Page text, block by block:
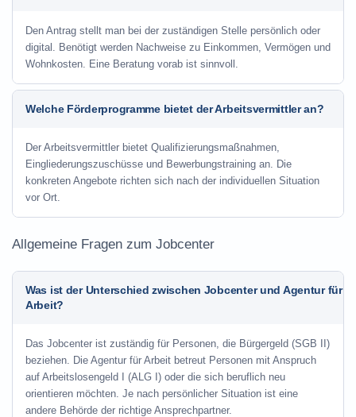
Den Antrag stellt man bei der zuständigen Stelle persönlich oder
digital. Benötigt werden Nachweise zu Einkommen, Vermögen und
Wohnkosten. Eine Beratung vorab ist sinnvoll.
Welche Förderprogramme bietet der Arbeitsvermittler an?
Der Arbeitsvermittler bietet Qualifizierungsmaßnahmen,
Eingliederungszuschüsse und Bewerbungstraining an. Die
konkreten Angebote richten sich nach der individuellen Situation
vor Ort.
Allgemeine Fragen zum Jobcenter
Was ist der Unterschied zwischen Jobcenter und Agentur für
Arbeit?
Das Jobcenter ist zuständig für Personen, die Bürgergeld (SGB II)
beziehen. Die Agentur für Arbeit betreut Personen mit Anspruch
auf Arbeitslosengeld I (ALG I) oder die sich beruflich neu
orientieren möchten. Je nach persönlicher Situation ist eine
andere Behörde der richtige Ansprechpartner.